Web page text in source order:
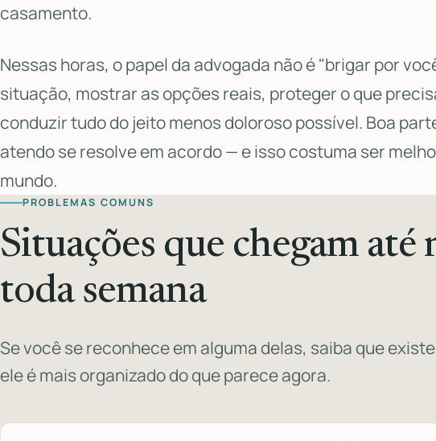
casamento.
Nessas horas, o papel da advogada não é "brigar por
situação, mostrar as opções reais, proteger o que
conduzir tudo do jeito menos doloroso possível. Boa
atendo se resolve em acordo — e isso costuma ser
mundo.
PROBLEMAS COMUNS
Situações que chegam até
toda semana
Se você se reconhece em alguma delas, saiba que
ele é mais organizado do que parece agora.